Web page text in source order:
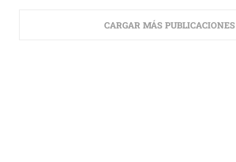
CARGAR MÁS PUBLICACIONES